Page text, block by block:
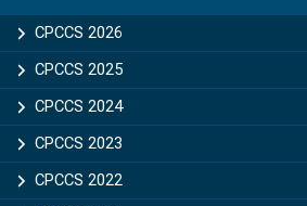
Sidebar
CPCCS 2026
CPCCS 2025
CPCCS 2024
CPCCS 2023
CPCCS 2022